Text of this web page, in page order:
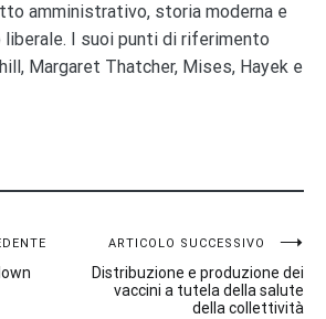
amministrativo, storia moderna e
I suoi punti di riferimento
Margaret Thatcher, Mises, Hayek e
ARTICOLO SUCCESSIVO
Distribuzione e produzione dei
vaccini a tutela della salute
della collettività